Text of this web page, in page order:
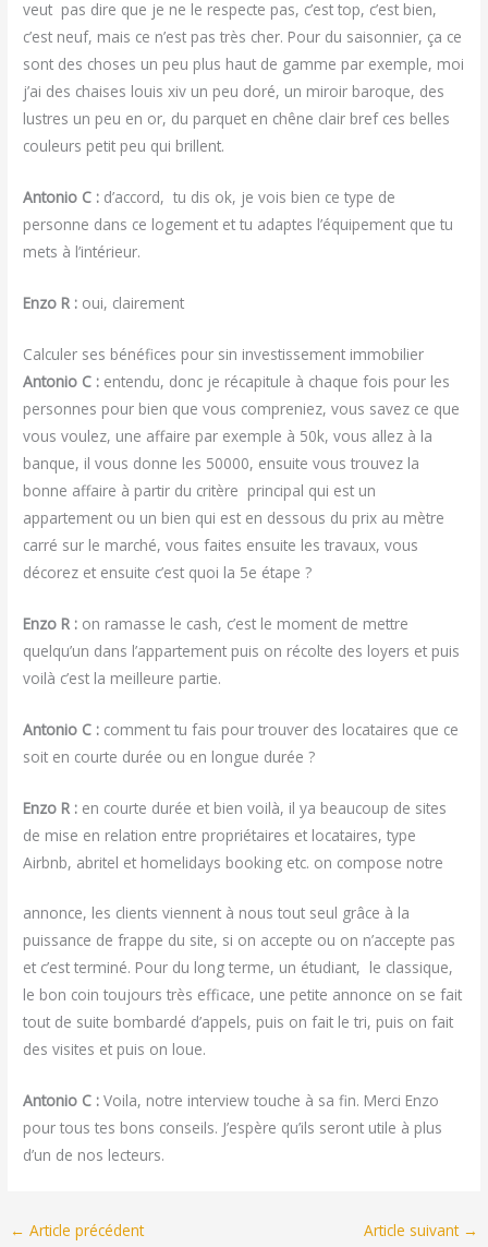
veut pas dire que je ne le respecte pas, c’est top, c’est bien,
c’est neuf, mais ce n’est pas très cher. Pour du saisonnier, ça ce
sont des choses un peu plus haut de gamme par exemple, moi
j’ai des chaises louis xiv un peu doré, un miroir baroque, des
lustres un peu en or, du parquet en chêne clair bref ces belles
couleurs petit peu qui brillent.
Antonio C : d’accord, tu dis ok, je vois bien ce type de
personne dans ce logement et tu adaptes l’équipement que tu
mets à l’intérieur.
Enzo R : oui, clairement
Calculer ses bénéfices pour sin investissement immobilier
Antonio C : entendu, donc je récapitule à chaque fois pour les
personnes pour bien que vous compreniez, vous savez ce que
vous voulez, une affaire par exemple à 50k, vous allez à la
banque, il vous donne les 50000, ensuite vous trouvez la
bonne affaire à partir du critère principal qui est un
appartement ou un bien qui est en dessous du prix au mètre
carré sur le marché, vous faites ensuite les travaux, vous
décorez et ensuite c’est quoi la 5e étape ?
Enzo R : on ramasse le cash, c’est le moment de mettre
quelqu’un dans l’appartement puis on récolte des loyers et puis
voilà c’est la meilleure partie.
Antonio C : comment tu fais pour trouver des locataires que ce
soit en courte durée ou en longue durée ?
Enzo R : en courte durée et bien voilà, il ya beaucoup de sites
de mise en relation entre propriétaires et locataires, type
Airbnb, abritel et homelidays booking etc. on compose notre
annonce, les clients viennent à nous tout seul grâce à la
puissance de frappe du site, si on accepte ou on n’accepte pas
et c’est terminé. Pour du long terme, un étudiant, le classique,
le bon coin toujours très efficace, une petite annonce on se fait
tout de suite bombardé d’appels, puis on fait le tri, puis on fait
des visites et puis on loue.
Antonio C : Voila, notre interview touche à sa fin. Merci Enzo
pour tous tes bons conseils. J’espère qu’ils seront utile à plus
d’un de nos lecteurs.
← Article précédent Article suivant →